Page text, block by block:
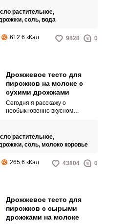
приготовленное по этому
рецепту, имеет невероятную
что придает домашней выпечки
ни с чем не сравненный вкус.
растительное,
соль, вода
612.6 кКал 9828 0
Дрожжевое тесто для
пирожков на молоке с
сухими дрожжами
Сегодня я расскажу о
необыкновенно вкусном
дрожжами. Если вы очень
любите домашнюю выпечку,
растительное,
соль, молоко коровье
265.6 кКал 43804 0
Дрожжевое тесто для
пирожков с сырыми
дрожжами на молоке